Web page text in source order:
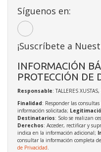
Síguenos en:
¡Suscríbete a
INFORMACIÓN
PROTECCIÓN DE
Responsable: TALLERES
Finalidad: Responder las
información solicitada;
Destinatarios: Solo se realizan
Derechos: Acceder, rectificar y
indica en la información adicional;
consultar la información completa
de Privacidad.